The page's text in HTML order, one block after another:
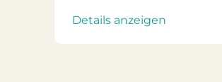
Details anzeigen